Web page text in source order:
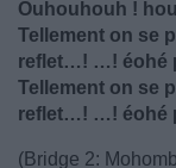
Ouhouhouh !
Tellement on se
reflet…! …! éohé
Tellement on se
reflet…! …! éohé
(Bridge 2: